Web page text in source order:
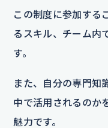
この制度に参加する
るスキル、チーム内
す。
また、自分の専門知
中で活用されるのか
魅力です。